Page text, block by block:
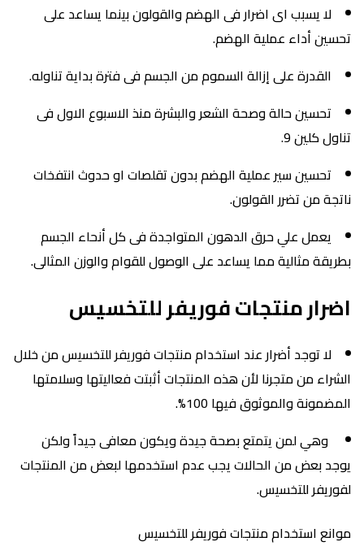
لا يسبب اى اضرار فى الهضم والقولون بينما يساعد على
تحسين أداء عملية الهضم.
القدرة على إزالة السموم من الجسم فى فترة بداية تناوله.
تحسين حالة وصحة الشعر والبشرة منذ الاسبوع الاول فى
تناول كلين 9.
تحسين سير عملية الهضم بدون تقلصات او حدوث انتفخات
ناتجة من تضرر القولون.
يعمل علي حرق الدهون المتواجدة فى كل أنحاء الجسم
بطريقة مثالية مما يساعد على الوصول للقوام والوزن المثالى.
اضرار منتجات فوريفر للتخسيس
لا توجد أضرار عند استخدام منتجات فوريفر للتخسيس من خلال
الشراء من متجرنا لأن هذه المنتجات أثبتت فعاليتها وسلامتها
المضمونة والموثوق فيها 100%.
وهي لمن يتمتع بصحة جيدة ويكون معافى جيداً ولكن
يوجد بعض من الحالات يجب عدم استخدمها لبعض من المنتجات
لفوريفر للتخسيس.
موانع استخدام منتجات فوريفر للتخسيس